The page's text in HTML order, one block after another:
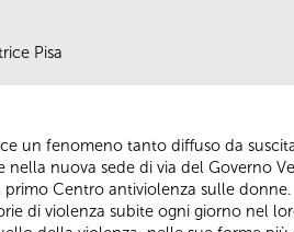
Pisa
un fenomeno tanto diffuso da
nuova sede di via del Governo
Centro antiviolenza sulle
di violenza subite ogni giorno nel